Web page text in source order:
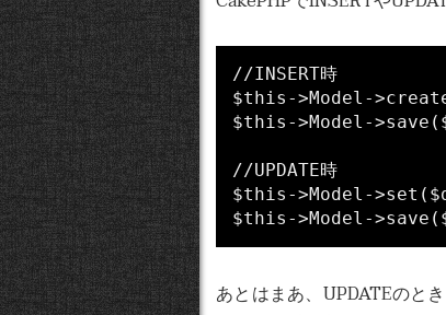
//INSERT時
$this->Model-
$this->Model-
//UPDATE時
$this->Model-
あとはまあ、UPDATEのと